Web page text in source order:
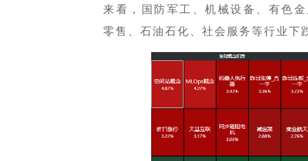
来看，国防军工、机械设备、有色
零售、石油石化、社会服务等行业下